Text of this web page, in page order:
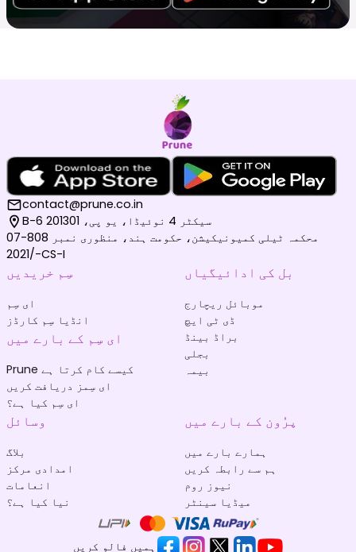
contact@prune.co.in
B-6 سیکٹر 4 نوئیڈا، یو پی، 201301
محکمہ ٹیلی کمیونیکیشن، حکومت ہند، منظوری نمبر 808-07
/2021-CS-I
سِم خریدیں
ای سِم
انڈیا سِم کارڈز
ای سِم کے بارے میں
Prune کیسے کام کرتا ہے
ای سِمز دریافت کریں
ای سِم کیا ہے؟
بل کی ادائیگیاں
موبائل ریچارج
ڈی ٹی ایچ
براڈ بینڈ
بجلی
بیمہ
وسائل
بلاگ
امدادی مرکز
انعامات
نیا کیا ہے؟
پرُون کے بارے میں
ہمارے بارے میں
ہم سے رابطہ کریں
نیوز روم
میڈیا سینٹر
ہمیں فالو کریں